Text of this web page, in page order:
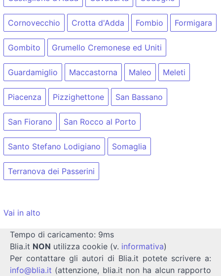
Cornovecchio Crotta d'Adda Fombio Formigara
Gombito Grumello Cremonese ed Uniti
Guardamiglio Maccastorna Maleo Meleti
Piacenza Pizzighettone San Bassano
San Fiorano San Rocco al Porto
Santo Stefano Lodigiano Somaglia
Terranova dei Passerini
Vai in alto
Tempo di caricamento: 9ms
Blia.it NON utilizza cookie (v. informativa)
Per contattare gli autori di Blia.it potete scrivere a:
info@blia.it (attenzione, blia.it non ha alcun rapporto